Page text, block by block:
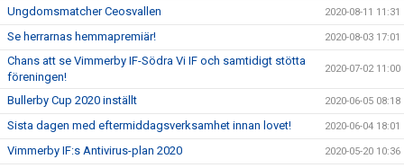
Ungdomsmatcher Ceosvallen 2020-08-11 11:31
Se herrarnas hemmapremiär! 2020-08-03 17:01
Chans att se Vimmerby IF-Södra Vi IF och samtidigt stötta
föreningen!
2020-07-02 11:00
Bullerby Cup 2020 inställt 2020-06-05 08:18
Sista dagen med eftermiddagsverksamhet innan lovet! 2020-06-04 18:01
Vimmerby IF:s Antivirus-plan 2020 2020-05-20 10:36